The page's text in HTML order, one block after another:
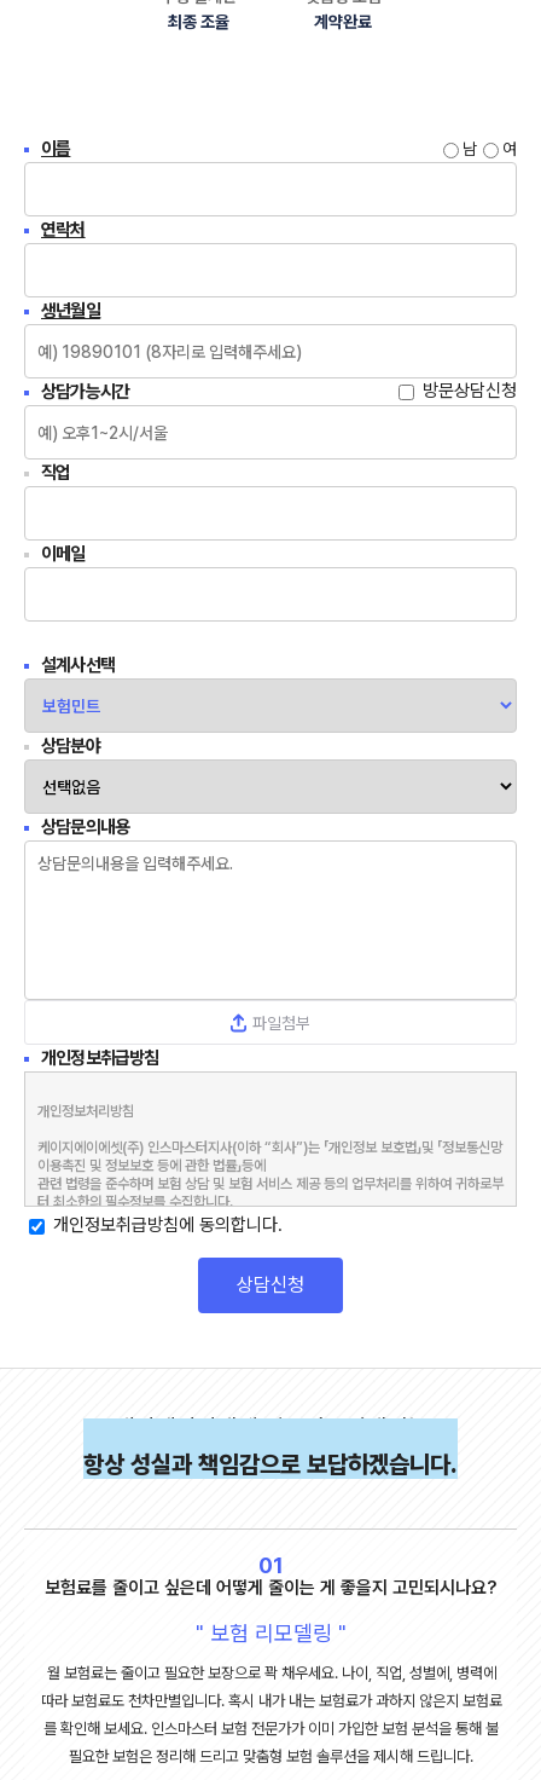
최종 조율
계약완료
이름 남 여
연락처
생년월일
상담가능시간 방문상담신청
직업
이메일
설계사선택
상담분야
상담문의내용
파일첨부
개인정보취급방침
개인정보처리방침
케이지에이에셋(주) 인스마스터지사(이하 “회사”)는 「개인정보 보호법」및 「정보통신망
이용촉진 및 정보보호 등에 관한 법률」등에
관련 법령을 준수하며 보험 상담 및 보험 서비스 제공 등의 업무처리를 위하여 귀하로부
터 최소한의 필수정보를 수집합니다.
제공된 모든 개인정보는 별도의 동의가 없는 한 임의의 다른 용도로 사용하지 않습니다.
개인정보 수집 및 이용에 관한 동의
- 보험 상담, 보험 리모델링 및 가입 권유를 위한 안내 및 서비스 제공
2. 개인정보 수집 및 이용 항목
- 동의일로부터 3년
험계약 상담 등의 서비스를 받으실 수 없습니다.
개인정보 제공에 관한 동의
1. 제공 받는 자
> 인스마스터지사 보험설계사 김영욱 (협회등록번호 : 20061276020028)
> 인스마스터지사 보험설계사 신미선 (협회등록번호 : 19940273090009)
> 인스마스터지사 보험설계사 이미현 (협회등록번호 : 20101182110013)
> 인스마스터지사 보험설계사 정수경 (협회등록번호 : 20191083080005)
> 인스마스터지사 보험설계사 최문기 (협회등록번호 : 20170278020009)
> 인스마스터지사 보험설계사 신은미 (협회등록번호 : 20061172040007)
2. 개인정보를 제공받는 자의 이용 목적
- 보험 상품/서비스 소개 및 상담
- 보험상품판매 및 가입체결
3. 제공하는 정보
- 성명, 생년월일, 연락처, 거주지역
개인정보취급방침에 동의합니다.
상담신청
케이제이이에셋 인스마스터에서는
항상 성실과 책임감으로 보답하겠습니다.
01
보험료를 줄이고 싶은데 어떻게 줄이는 게 좋을지 고민되시나요?
" 보험 리모델링 "
월 보험료는 줄이고 필요한 보장으로 꽉 채우세요. 나이, 직업, 성별에, 병력에
따라 보험료도 천차만별입니다. 혹시 내가 내는 보험료가 과하지 않은지 보험료
를 확인해 보세요. 인스마스터 보험 전문가가 이미 가입한 보험 분석을 통해 불
필요한 보험은 정리해 드리고 맞춤형 보험 솔루션을 제시해 드립니다.